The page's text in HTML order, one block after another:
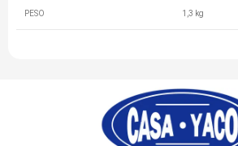
PESO 1,3 kg